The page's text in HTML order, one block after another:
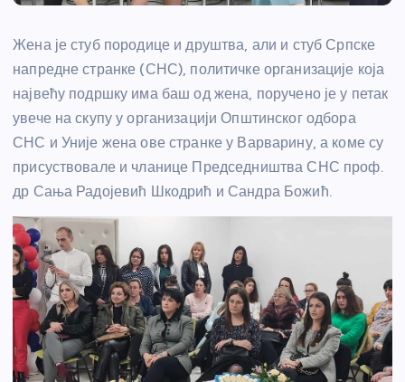
Жена је стуб породице и друштва, али и стуб Српске
напредне странке (СНС), политичке организације која
највећу подршку има баш од жена, поручено је у петак
увече на скупу у организацији Општинског одбора
СНС и Уније жена ове странке у Варварину, а коме су
присуствовале и чланице Председништва СНС проф.
др Сања Радојевић Шкодрић и Сандра Божић.